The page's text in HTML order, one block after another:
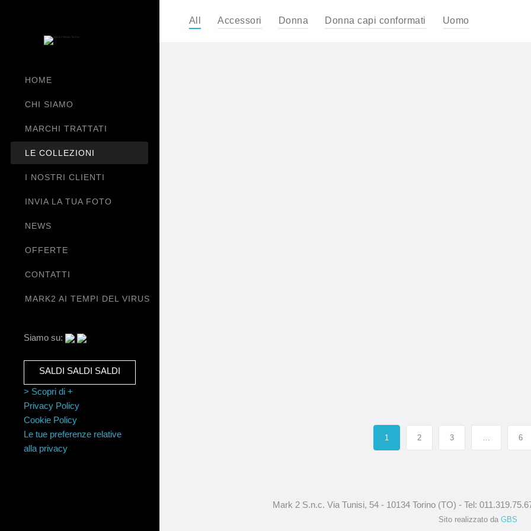
HOME
CHI SIAMO
MARCHI TRATTATI
LE COLLEZIONI
I NOSTRI CLIENTI
INVIA LA TUA FOTO
NEWS
OFFERTE
CONTATTI
MARK2 AI TEMPI DEL VIRUS
Siamo su:
SALDI SALDI SALDI
> Scopri di +
Privacy Policy
Cookie Policy
Le tue preferenze relative
alla privacy
All Accessori Donna Donna capi conformati Uomo
1 2 3 … 6
Mark 2 S.n.c. Via Tunisi, 54 - 10134 Torino (TO) - Tel:
Sito realizzato da GBS